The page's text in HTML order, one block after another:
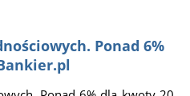
Ponad 6%